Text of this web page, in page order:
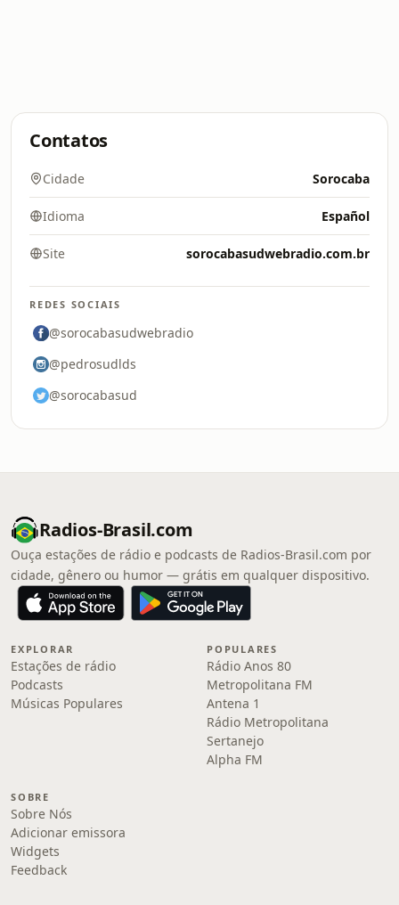
Contatos
Cidade Sorocaba
Idioma Español
Site sorocabasudwebradio.com.br
REDES SOCIAIS
@sorocabasudwebradio
@pedrosudlds
@sorocabasud
Radios-Brasil.com
Ouça estações de rádio e podcasts de Radios-Brasil.com por
cidade, gênero ou humor — grátis em qualquer dispositivo.
EXPLORAR
Estações de rádio
Podcasts
Músicas Populares
POPULARES
Rádio Anos 80
Metropolitana FM
Antena 1
Rádio Metropolitana
Sertanejo
Alpha FM
SOBRE
Sobre Nós
Adicionar emissora
Widgets
Feedback